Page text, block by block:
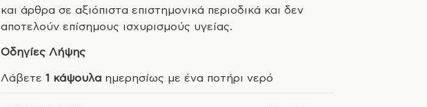
και άρθρα σε αξιόπιστα επιστημονικά περιοδικά και δεν
αποτελούν επίσημους ισχυρισμούς υγείας.
Οδηγίες Λήψης
Λάβετε 1 κάψουλαημερησίως με ένα ποτήρι νερό